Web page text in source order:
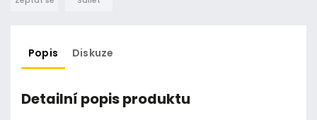
Popis Diskuze
Detailní popis produktu